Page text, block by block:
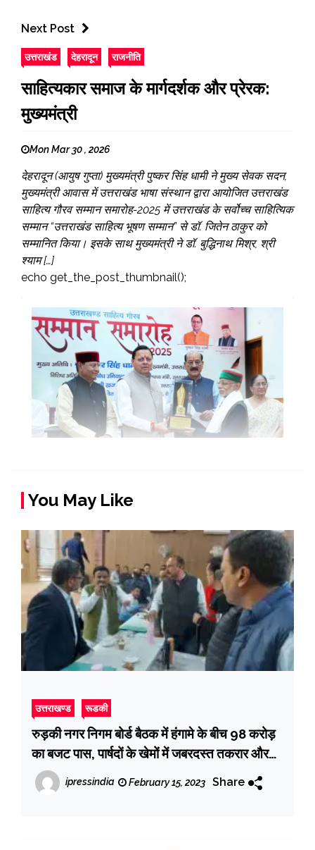
Next Post
उत्तराखंड देहरादून राजनीति
साहित्यकार समाज के मार्गदर्शक और प्रेरक:
मुख्यमंत्री
Mon Mar 30 , 2026
देहरादून (आयुष गुप्ता) मुख्यमंत्री पुष्कर सिंह धामी ने मुख्य सेवक सदन,
मुख्यमंत्री आवास में उत्तराखंड भाषा संस्थान द्वारा आयोजित उत्तराखंड
साहित्य गौरव सम्मान समारोह-2025 में उत्तराखंड के सर्वोच्च साहित्यिक
सम्मान “उत्तराखंड साहित्य भूषण सम्मान” से डॉ. जितेन ठाकुर को
सम्मानित किया। इसके साथ मुख्यमंत्री ने डॉ. बुद्धिनाथ मिश्र, श्री
श्याम […]
echo get_the_post_thumbnail();
You May Like
उत्तराखण्ड रूडकी
रुड़की नगर निगम बोर्ड बैठक में हंगामे के बीच 98 करोड़
का बजट पास, पार्षदों के खेमों में जबरदस्त तकरार और
हुई नोकझोंक
ipressindia February 15, 2023 Share